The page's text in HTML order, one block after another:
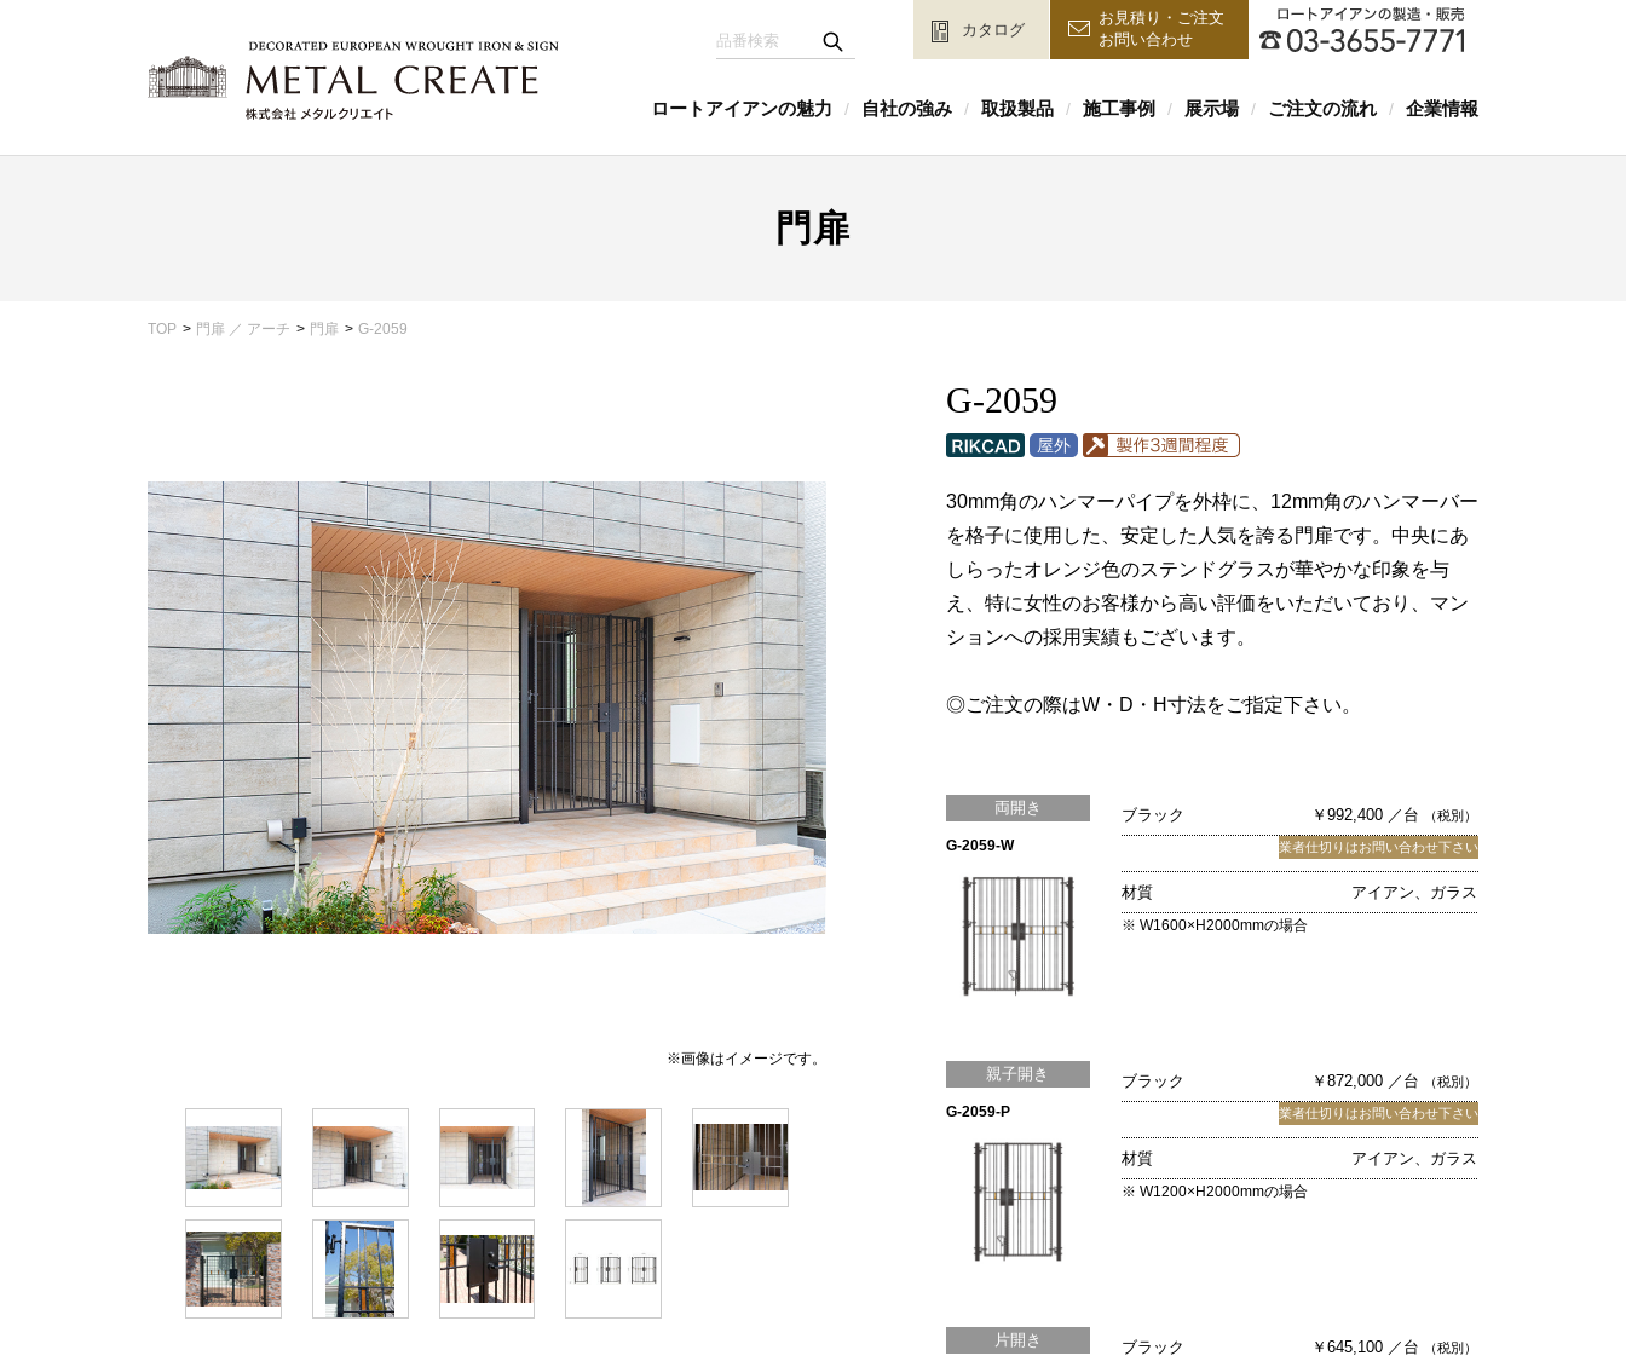
カタログ
お見積り・ご注文
お問い合わせ
ロートアイアンの魅力 / 自社の強み / 取扱製品 / 施工事例 / 展示場 / ご注文の流れ / 企業情報
門扉
TOP 門扉 ／ アーチ 門扉 G-2059
G-2059
30mm角のハンマーパイプを外枠に、12mm角のハンマーバー
を格子に使用した、安定した人気を誇る門扉です。中央にあ
しらったオレンジ色のステンドグラスが華やかな印象を与
え、特に女性のお客様から高い評価をいただいており、マン
ションへの採用実績もございます。
◎ご注文の際はW・D・H寸法をご指定下さい。
※画像はイメージです。
両開き
G-2059-W
ブラック ￥992,400 ／台 （税別）
業者仕切りはお問い合わせ下さい
材質 アイアン、ガラス
※ W1600×H2000mmの場合
親子開き
G-2059-P
ブラック ￥872,000 ／台 （税別）
業者仕切りはお問い合わせ下さい
材質 アイアン、ガラス
※ W1200×H2000mmの場合
片開き ブラック ￥645,100 ／台 （税別）